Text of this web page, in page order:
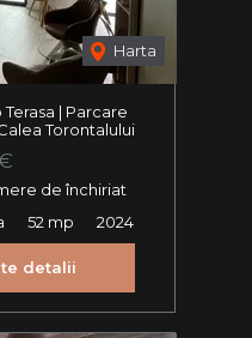
Harta
| Parcare
Torontalului
de închiriat
52 mp 2024
detalii